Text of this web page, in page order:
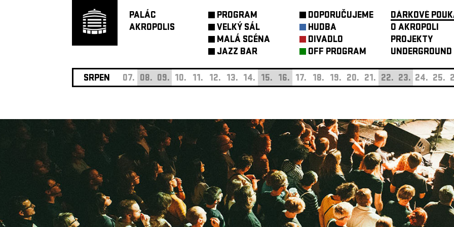
PALÁC
AKROPOLIS
PROGRAM
VELKÝ SÁL
MALÁ SCÉNA
JAZZ BAR
DOPORUČUJEME
HUDBA
DIVADLO
OFF PROGRAM
DÁRKOVÉ
O AKROPOLI
PROJEKTY
UNDERGROUND
SRPEN 07. 08. 09. 10. 11. 12. 13. 14. 15. 16. 17. 18. 19. 20. 21. 22. 23. 24. 25.